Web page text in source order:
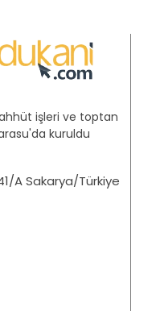
işleri ve toptan
kuruldu
A Sakarya/Türkiye